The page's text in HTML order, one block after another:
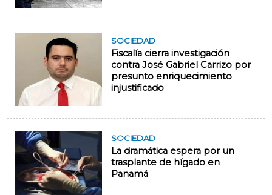
SOCIEDAD
Fiscalía cierra investigación
contra José Gabriel Carrizo por
presunto enriquecimiento
injustificado
SOCIEDAD
La dramática espera por un
trasplante de hígado en
Panamá